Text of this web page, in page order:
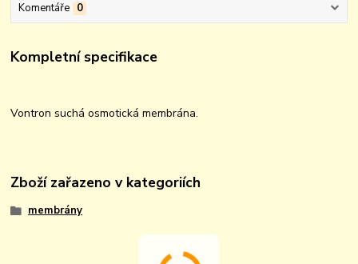
Komentáře 0
Kompletní specifikace
Vontron suchá osmotická membrána.
Zboží zařazeno v kategoriích
membrány